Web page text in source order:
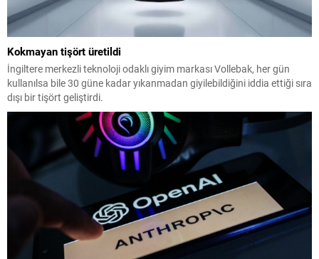
Kokmayan tişört üretildi
İngiltere merkezli teknoloji odaklı giyim markası Vollebak, her gün
kullanılsa bile 30 güne kadar yıkanmadan giyilebildiğini iddia ettiği sıra
dışı bir tişört geliştirdi.